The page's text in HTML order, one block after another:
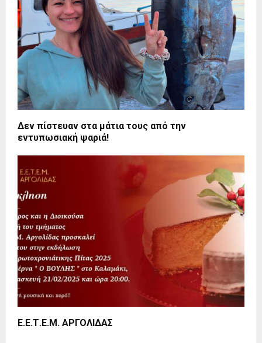
Δεν πίστευαν στα μάτια τους από την
εντυπωσιακή ψαριά!
Ε.Ε.Τ.Ε.Μ. ΑΡΓΟΛΙΔΑΣ